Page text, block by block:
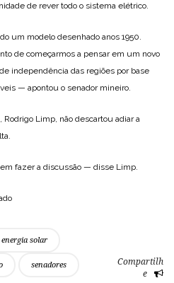
de rever todo o sistema elétrico.
um modelo desenhado anos 1950.
de começarmos a pensar em um novo
independência das regiões por base
— apontou o senador mineiro.
Rodrigo Limp, não descartou adiar a
fazer a discussão — disse Limp.
energia solar
senadores
Compartilh
e